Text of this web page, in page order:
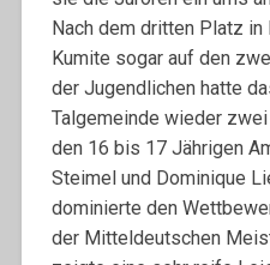
Nach dem dritten Platz
Kumite sogar auf den
der Jugendlichen hatte
Talgemeinde wieder
den 16 bis 17 Jährigen
Steimel und Dominique
dominierte den
der Mitteldeutschen